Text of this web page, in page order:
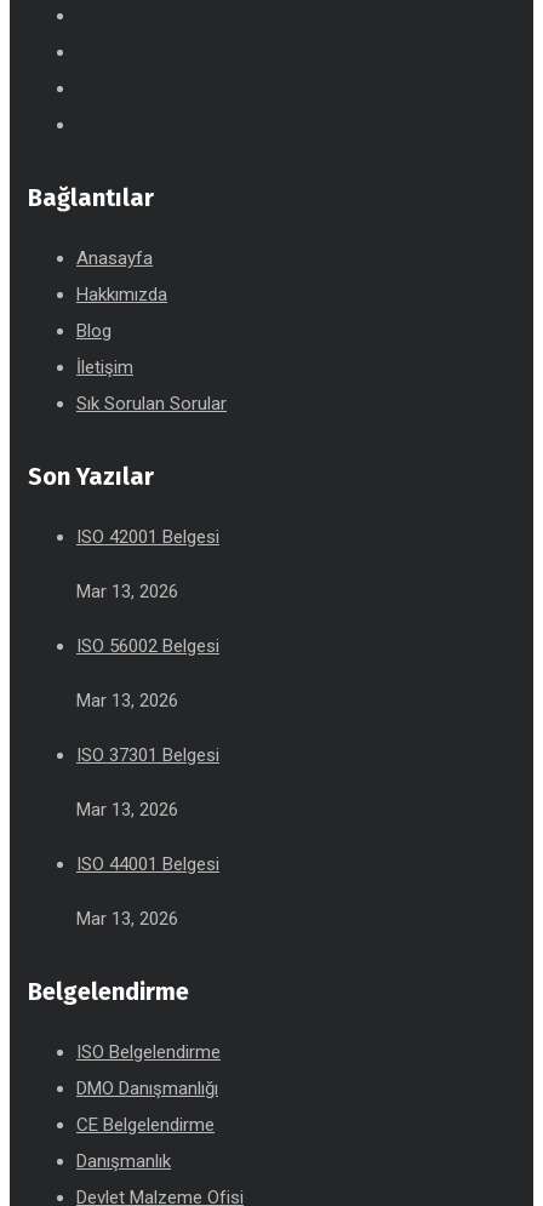
Bağlantılar
Anasayfa
Hakkımızda
Blog
İletişim
Sık Sorulan Sorular
Son Yazılar
ISO 42001 Belgesi
Mar 13, 2026
ISO 56002 Belgesi
Mar 13, 2026
ISO 37301 Belgesi
Mar 13, 2026
ISO 44001 Belgesi
Mar 13, 2026
Belgelendirme
ISO Belgelendirme
DMO Danışmanlığı
CE Belgelendirme
Danışmanlık
Devlet Malzeme Ofisi